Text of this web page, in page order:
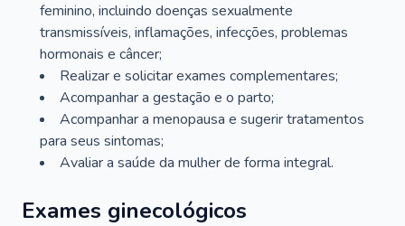
feminino, incluindo doenças sexualmente
transmissíveis, inflamações, infecções, problemas
hormonais e câncer;
Realizar e solicitar exames complementares;
Acompanhar a gestação e o parto;
Acompanhar a menopausa e sugerir tratamentos
para seus sintomas;
Avaliar a saúde da mulher de forma integral.
Exames ginecológicos